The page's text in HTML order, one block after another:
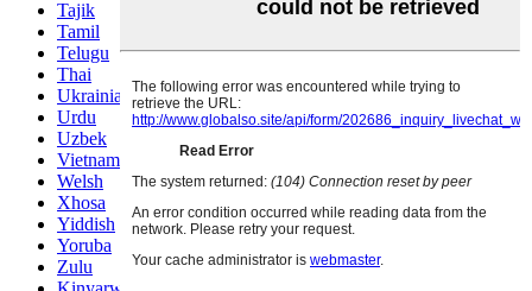
Tajik
Tamil
Telugu
Thai
Ukrainian
Urdu
Uzbek
Vietnamese
Welsh
Xhosa
Yiddish
Yoruba
Zulu